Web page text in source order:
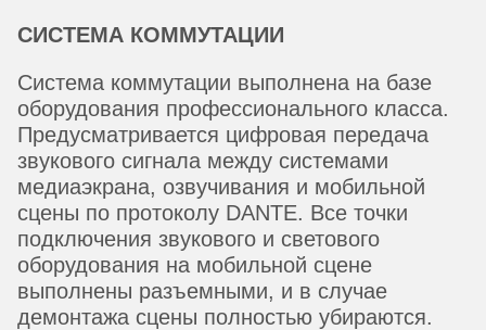
СИСТЕМА КОММУТАЦИИ
Система коммутации выполнена на базе
оборудования профессионального класса.
Предусматривается цифровая передача
звукового сигнала между системами
медиаэкрана, озвучивания и мобильной
сцены по протоколу DANTE. Все точки
подключения звукового и светового
оборудования на мобильной сцене
выполнены разъемными, и в случае
демонтажа сцены полностью убираются.